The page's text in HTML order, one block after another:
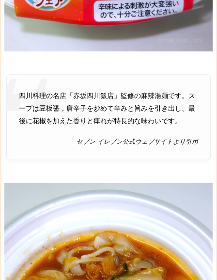
四川料理の名店「赤坂四川飯店」監修の麻辣湯麺です。ス
ープは豆板醤，唐辛子を炒めて辛みと旨みを引き出し、最
後に花椒を加えた香りと痺れが特長的な味わいです。
セブン-イレブン公式ウェブサイトより引用